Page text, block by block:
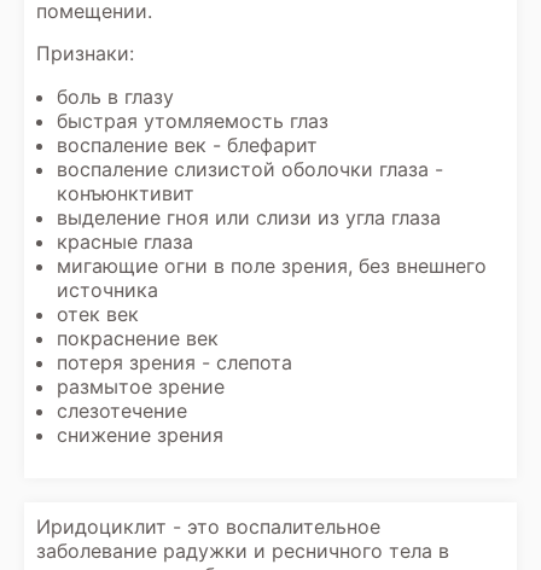
помещении.
Признаки:
боль в глазу
быстрая утомляемость глаз
воспаление век - блефарит
воспаление слизистой оболочки глаза -
конъюнктивит
выделение гноя или слизи из угла глаза
красные глаза
мигающие огни в поле зрения, без внешнего
источника
отек век
покраснение век
потеря зрения - слепота
размытое зрение
слезотечение
снижение зрения
Иридоциклит - это воспалительное
заболевание радужки и ресничного тела в